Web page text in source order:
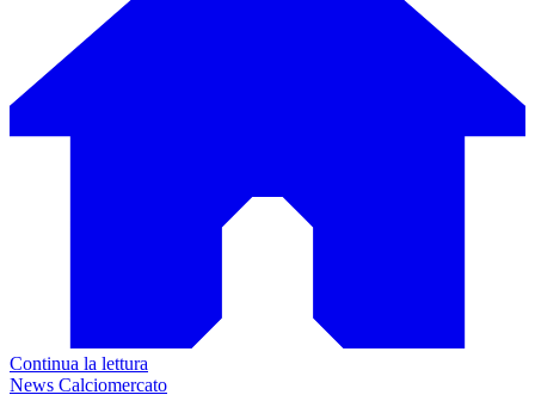
Continua la lettura
News Calciomercato